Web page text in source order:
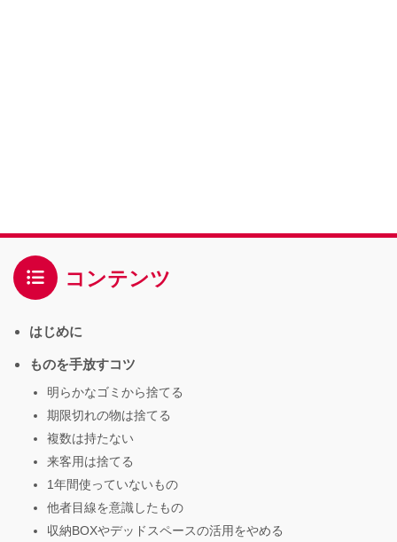
コンテンツ
はじめに
ものを手放すコツ
明らかなゴミから捨てる
期限切れの物は捨てる
複数は持たない
来客用は捨てる
1年間使っていないもの
他者目線を意識したもの
収納BOXやデッドスペースの活用をやめる